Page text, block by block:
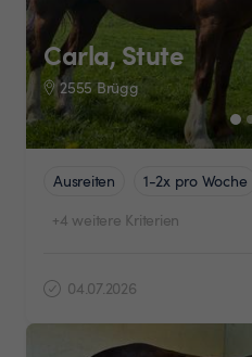
Carla, Stute
2555 Brügg
Ausreiten 1-2x pro Woche
+4 weitere Kriterien
04.07.2026